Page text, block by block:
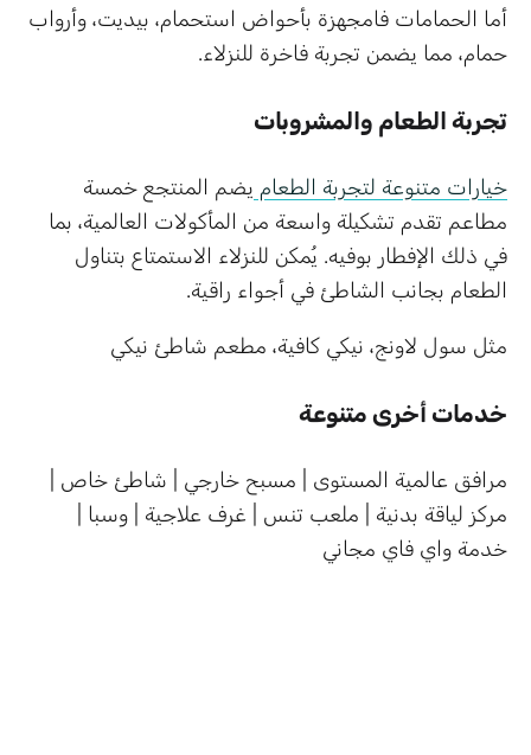
أما الحمامات فامجهزة بأحواض استحمام، بيديت، وأرواب
حمام، مما يضمن تجربة فاخرة للنزلاء.
تجربة الطعام والمشروبات
خيارات متنوعة لتجربة الطعام يضم المنتجع خمسة
مطاعم تقدم تشكيلة واسعة من المأكولات العالمية، بما
في ذلك الإفطار بوفيه. يُمكن للنزلاء الاستمتاع بتناول
الطعام بجانب الشاطئ في أجواء راقية.
مثل سول لاونج، نيكي كافية، مطعم شاطئ نيكي
خدمات أخرى متنوعة
مرافق عالمية المستوى | مسبح خارجي | شاطئ خاص |
مركز لياقة بدنية | ملعب تنس | غرف علاجية | وسبا |
خدمة واي فاي مجاني